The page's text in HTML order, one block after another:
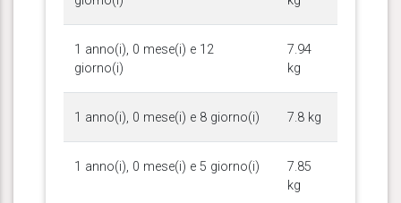
1 anno(i), 0 mese(i) e 12
giorno(i)
7.94
kg
1 anno(i), 0 mese(i) e 8 giorno(i) 7.8 kg
1 anno(i), 0 mese(i) e 5 giorno(i)
7.85
kg